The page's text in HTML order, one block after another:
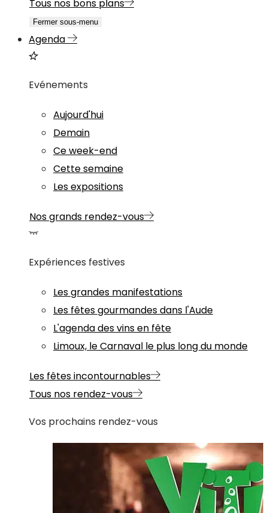
Tous nos bons plans
Fermer sous-menu
Agenda
Evénements
Aujourd'hui
Demain
Ce week-end
Cette semaine
Les expositions
Nos grands rendez-vous
Expériences festives
Les grandes manifestations
Les fêtes gourmandes dans l'Aude
L'agenda des vins en fête
Limoux, le Carnaval le plus long du monde
Les fêtes incontournables
Tous nos rendez-vous
Vos prochains rendez-vous